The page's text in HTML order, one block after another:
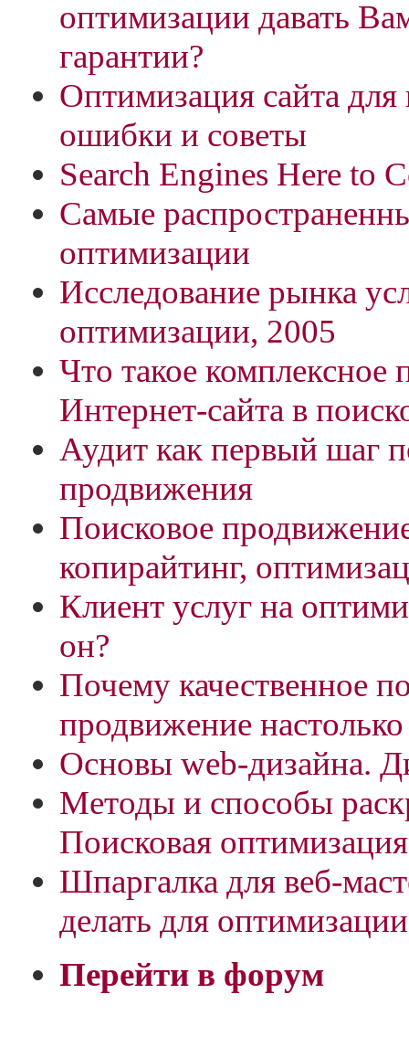
оптимизации давать
гарантии?
Оптимизация сайта
ошибки и советы
Search Engines Here to
Самые
оптимизации
Исследование рынка
оптимизации, 2005
Что такое комплексное
Интернет-сайта в
Аудит как первый шаг
продвижения
Поисковое
копирайтинг,
Клиент услуг на
он?
Почему качественное
продвижение
Основы web-дизайна.
Методы и способы
Поисковая оптимизация
Шпаргалка для веб-
делать для
Перейти в форум